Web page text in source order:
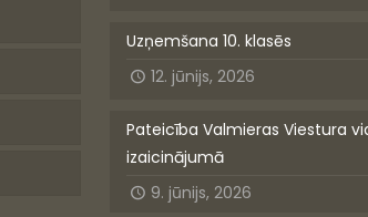
Uzņemšana 10. klasēs
12. jūnijs, 2026
Pateicība Valmieras Viestura
izaicinājumā
9. jūnijs, 2026